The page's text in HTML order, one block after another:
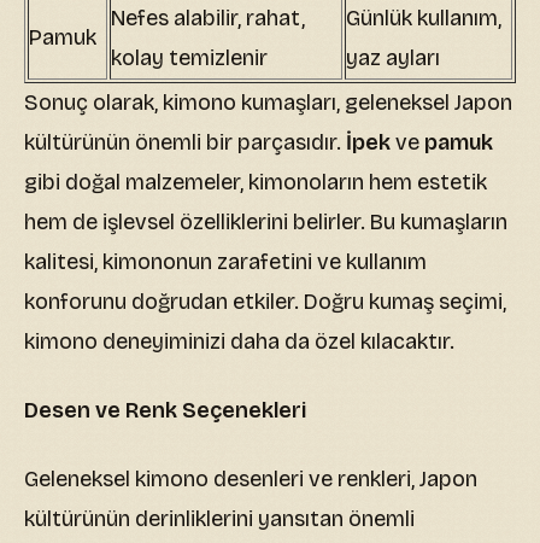
Pamuk
Nefes alabilir, rahat,
kolay temizlenir
Günlük kullanım,
yaz ayları
Sonuç olarak, kimono kumaşları, geleneksel Japon
kültürünün önemli bir parçasıdır. İpekve pamuk
gibi doğal malzemeler, kimonoların hem estetik
hem de işlevsel özelliklerini belirler. Bu kumaşların
kalitesi, kimononun zarafetini ve kullanım
konforunu doğrudan etkiler. Doğru kumaş seçimi,
kimono deneyiminizi daha da özel kılacaktır.
Desen ve Renk Seçenekleri
Geleneksel kimono desenleri ve renkleri, Japon
kültürünün derinliklerini yansıtan önemli